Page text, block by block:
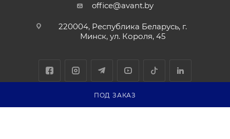
ПОД ЗАКАЗ
office@avant.by
220004, Республика Беларусь, г.
Минск, ул. Короля, 45